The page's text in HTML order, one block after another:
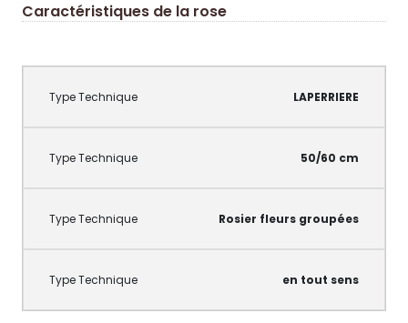
Caractéristiques de la rose
LAPERRIERE
50/60 cm
Rosier fleurs groupées
en tout sens